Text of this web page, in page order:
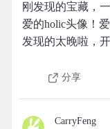
刚发现的宝藏，
爱的holic头像！
发现的太晚啦，
分享
CarryFeng